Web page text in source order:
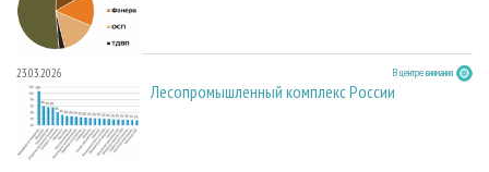
23.03.2026 В центре внимания
Лесопромышленный комплекс России